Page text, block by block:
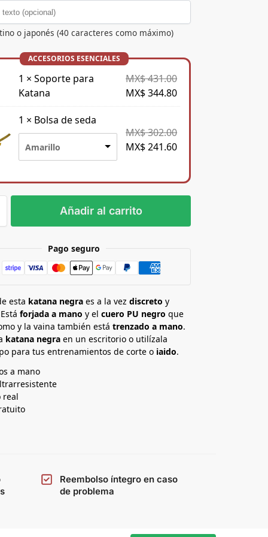
o japonés (40 caracteres como máximo)
1 ×Soporte para
Katana
MX$431.00
MX$344.80
1 × Bolsa de seda
Amarillo
MX$302.00
MX$241.60
Añadir al carrito
Pago seguro
esta katana negra es a la vezdiscreto y
forjada a mano y elcuero PU negro que
y la vaina también estátrenzado a mano.
katana negra en un escritorio o utilízala
para tus entrenamientos de corte o iaido.
a mano
real
Reembolso íntegro en caso
de problema